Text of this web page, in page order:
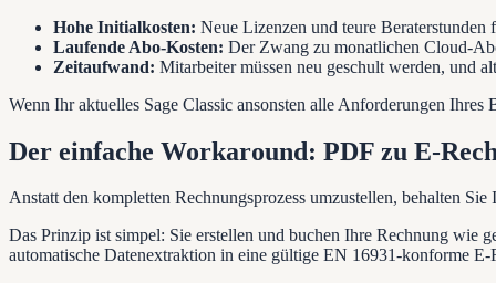
Hohe Initialkosten: Neue Lizenzen und teure
Laufende Abo-Kosten: Der Zwang zu monatlichen Cloud-
Zeitaufwand: Mitarbeiter müssen neu geschult werden, und
Wenn Ihr aktuelles Sage Classic ansonsten alle Anforderungen
Der einfache Workaround: PDF zu E-
Anstatt den kompletten Rechnungsprozess umzustellen, behalten
Das Prinzip ist simpel: Sie erstellen und buchen Ihre Rechnung wie
automatische Datenextraktion in eine gültige EN 16931-konforme E-